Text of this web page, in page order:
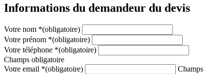
Informations du demandeur du devis
Votre nom *(obligatoire)
Votre prénom *(obligatoire)
Votre téléphone *(obligatoire)
Champs obligatoire
Votre email *(obligatoire)
Champs